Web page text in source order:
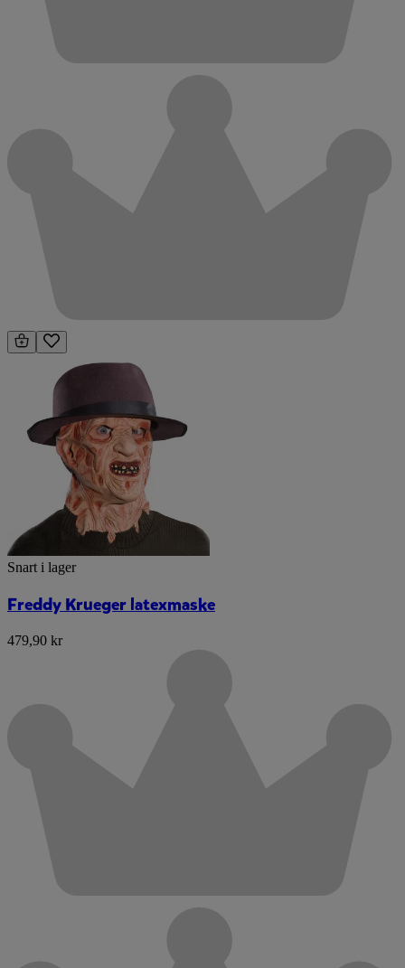
Snart i lager
Freddy Krueger latexmaske
479,90 kr